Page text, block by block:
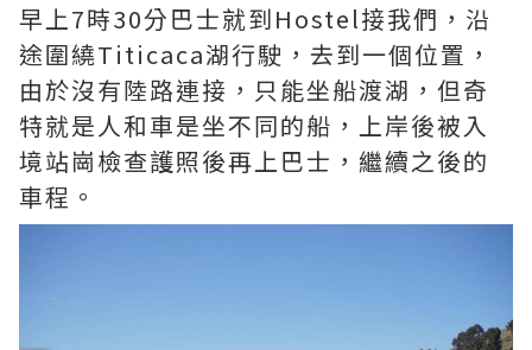
早上7時30分巴士就到Hostel接我們，沿
途圍繞Titicaca湖行駛，去到一個位置，
由於沒有陸路連接，只能坐船渡湖，但奇
特就是人和車是坐不同的船，上岸後被入
境站崗檢查護照後再上巴士，繼續之後的
車程。